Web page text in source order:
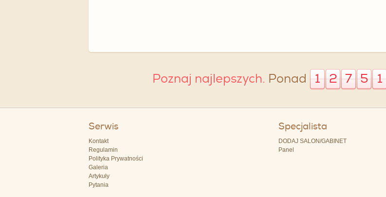
Poznaj najlepszych. Ponad 1 2 7 5 1
Serwis
Kontakt
Regulamin
Polityka Prywatności
Galeria
Artykuły
Pytania
Specjalista
DODAJ SALON/GABINET
Panel